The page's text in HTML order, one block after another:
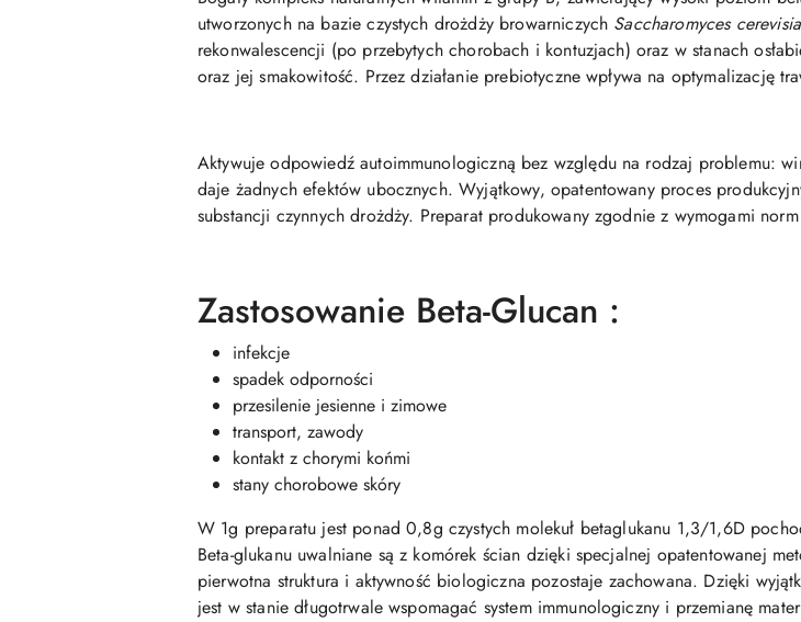
utworzonych na bazie czystych drożdży browarniczych Saccharomyces
rekonwalescencji (po przebytych chorobach i kontuzjach) oraz w stanach
oraz jej smakowitość. Przez działanie prebiotyczne wpływa na optymalizację
Aktywuje odpowiedź autoimmunologiczną bez względu na rodzaj problemu:
daje żadnych efektów ubocznych. Wyjątkowy, opatentowany proces
substancji czynnych drożdży. Preparat produkowany zgodnie z wymogami
Zastosowanie Beta-Glucan :
infekcje
spadek odporności
przesilenie jesienne i zimowe
transport, zawody
kontakt z chorymi końmi
stany chorobowe skóry
W 1g preparatu jest ponad 0,8g czystych molekuł betaglukanu 1,3/1,6D
Beta-glukanu uwalniane są z komórek ścian dzięki specjalnej opatentowanej
pierwotna struktura i aktywność biologiczna pozostaje zachowana. Dzięki
jest w stanie długotrwale wspomagać system immunologiczny i przemianę